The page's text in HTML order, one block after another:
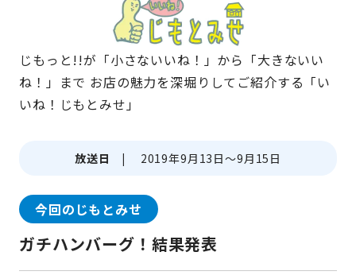
じもっと!!が「小さないいね！」から「大きないい
ね！」まで お店の魅力を深堀りしてご紹介する「い
いね！じもとみせ」
放送日 | 2019年9月13日～9月15日
今回のじもとみせ
ガチハンバーグ！結果発表